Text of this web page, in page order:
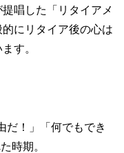
唱した「リタイアメ
にリタイア後の心は
す。
だ！」「何でもでき
時期。